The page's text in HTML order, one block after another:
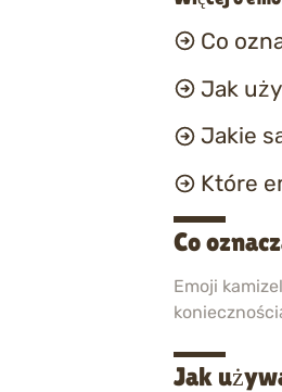
Co
Jak
Jakie
Które
Co
Emoji
Jak